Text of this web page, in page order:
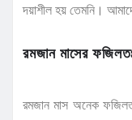
দয়াশীল হয় তেমনি।
রমজান মাসের
রমজান মাস অনেক